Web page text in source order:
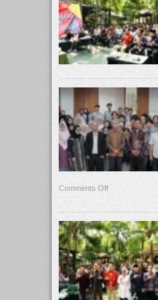
Comments Off